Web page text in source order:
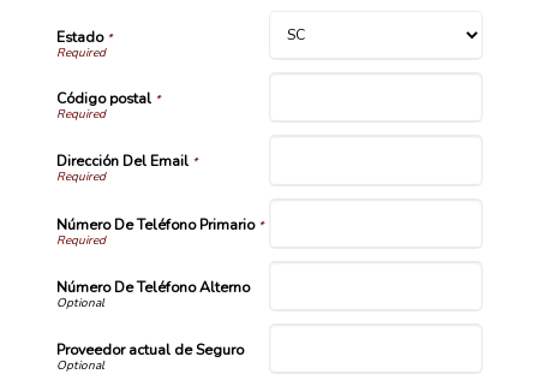
Estado*
Código postal*
Dirección Del Email*
Número De Teléfono Primario*
Número De Teléfono Alterno
Proveedor actual de Seguro